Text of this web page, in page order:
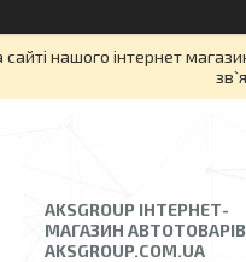
сайті нашого інтернет
AKSGROUP ІНТЕРНЕТ-
МАГАЗИН АВТОТОВАРІВ
AKSGROUP.COM.UA